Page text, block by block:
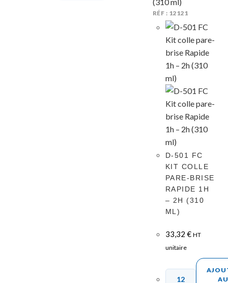
RÉF : 12121
D-501 FC
KIT COLLE
PARE-BRISE
RAPIDE 1H
– 2H (310
ML)
33,32 € HT
unitaire
AU